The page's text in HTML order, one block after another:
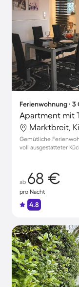
Ferienwohnung ∙ 3
Apartment mit
Marktbreit,
Gemütliche
voll ausgestatteter
ab 68 €
pro Nacht
4.8